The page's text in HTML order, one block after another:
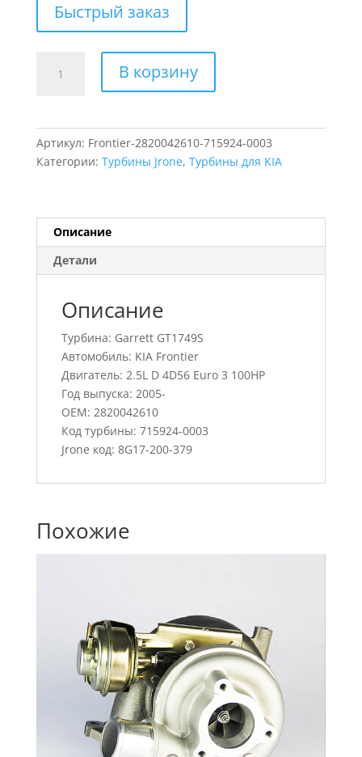
Быстрый заказ
товара
Frontier,
715924-
В корзину
Артикул: Frontier-2820042610-715924-0003
Категории: Турбины Jrone, Турбины для KIA
Описание
Детали
Описание
Турбина: Garrett GT1749S
Автомобиль: KIA Frontier
Двигатель: 2.5L D 4D56 Euro 3 100HP
Год выпуска: 2005-
OEM: 2820042610
Код турбины: 715924-0003
Jrone код: 8G17-200-379
Похожие